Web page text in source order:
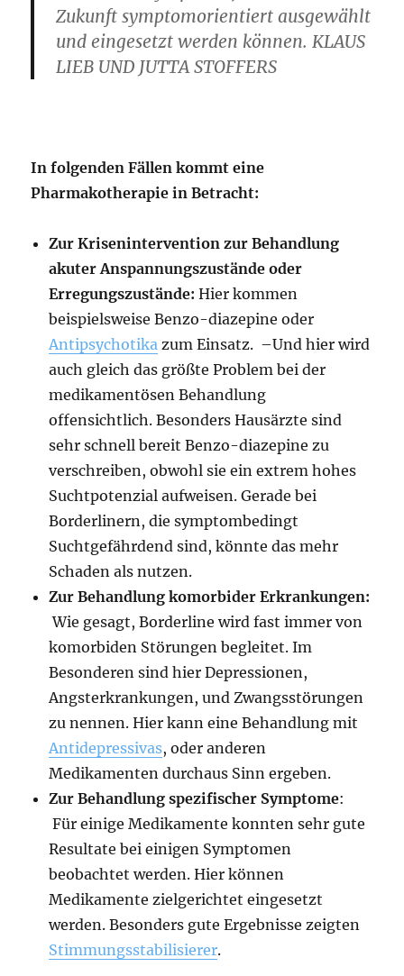
Zukunft symptomorientiert ausgewählt
und eingesetzt werden können. KLAUS
LIEB UND JUTTA STOFFERS
In folgenden Fällen kommt eine
Pharmakotherapie in Betracht:
Zur Krisenintervention zur Behandlung
akuter An­spannungszustände oder
Erregungszustände: Hier kommen
beispielsweise Benzo-diazepine oder
Antipsychotika zum Einsatz. –Und hier wird
auch gleich das größte Problem bei der
medikamentösen Behandlung
offensichtlich. Besonders Hausärzte sind
sehr schnell bereit Benzo-diazepine zu
verschreiben, obwohl sie ein extrem hohes
Suchtpotenzial aufweisen. Gerade bei
Borderlinern, die symptombedingt
Suchtgefährdend sind, könnte das mehr
Schaden als nutzen.
Zur Behandlung komorbider Erkrankungen:
Wie gesagt, Borderline wird fast immer von
komorbiden Störungen begleitet. Im
Besonderen sind hier Depressionen,
Angsterkrankungen, und Zwangsstörungen
zu nennen. Hier kann eine Behandlung mit
Antidepressivas, oder anderen
Medikamenten durchaus Sinn ergeben.
Zur Behandlung spezifischer Symptome:
Für einige Medikamente konnten sehr gute
Resultate bei einigen Symptomen
beobachtet werden. Hier können
Medikamente zielgerichtet eingesetzt
werden. Besonders gute Ergebnisse zeigten
Stimmungsstabilisierer.